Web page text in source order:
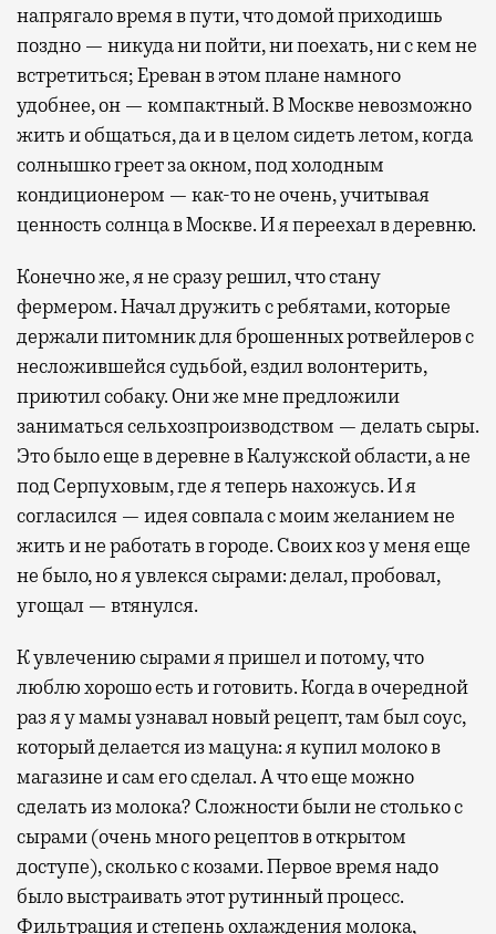
напрягало время в пути, что домой приходишь
поздно — никуда ни пойти, ни поехать, ни с кем не
встретиться; Ереван в этом плане намного
удобнее, он — компактный. В Москве невозможно
жить и общаться, да и в целом сидеть летом, когда
солнышко греет за окном, под холодным
кондиционером — как-то не очень, учитывая
ценность солнца в Москве. И я переехал в деревню.
Конечно же, я не сразу решил, что стану
фермером. Начал дружить с ребятами, которые
держали питомник для брошенных ротвейлеров с
несложившейся судьбой, ездил волонтерить,
приютил собаку. Они же мне предложили
заниматься сельхозпроизводством — делать сыры.
Это было еще в деревне в Калужской области, а не
под Серпуховым, где я теперь нахожусь. И я
согласился — идея совпала с моим желанием не
жить и не работать в городе. Своих коз у меня еще
не было, но я увлекся сырами: делал, пробовал,
угощал — втянулся.
К увлечению сырами я пришел и потому, что
люблю хорошо есть и готовить. Когда в очередной
раз я у мамы узнавал новый рецепт, там был соус,
который делается из мацуна: я купил молоко в
магазине и сам его сделал. А что еще можно
сделать из молока? Сложности были не столько с
сырами (очень много рецептов в открытом
доступе), сколько с козами. Первое время надо
было выстраивать этот рутинный процесс.
Фильтрация и степень охлаждения молока,